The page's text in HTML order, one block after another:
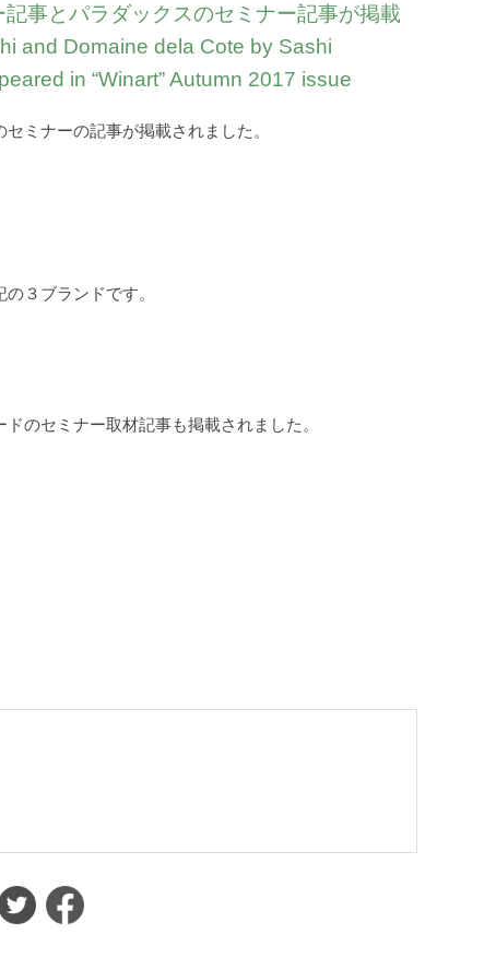
事とパラダックスのセミナー記事が掲載
and Domaine dela Cote by Sashi
in “Winart” Autumn 2017 issue
ミナーの記事が掲載されました。
３ブランドです。
のセミナー取材記事も掲載されました。